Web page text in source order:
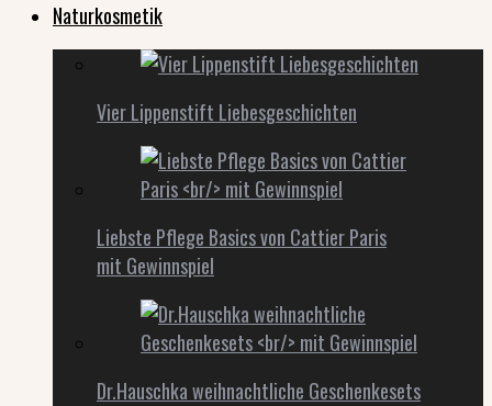
Naturkosmetik
Vier Lippenstift Liebesgeschichten
Liebste Pflege Basics von Cattier Paris
mit Gewinnspiel
Dr.Hauschka weihnachtliche Geschenkesets